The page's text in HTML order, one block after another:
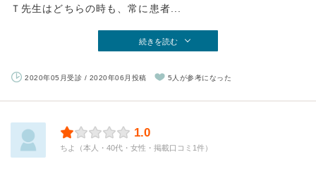
Ｔ先生はどちらの時も、常に患者...
続きを読む
2020年05月受診 / 2020年06月投稿 5人が参考になった
1.0
ちよ（本人・40代・女性・掲載口コミ1件）